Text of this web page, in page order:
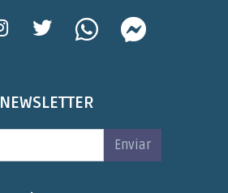
NEWSLETTER
Enviar